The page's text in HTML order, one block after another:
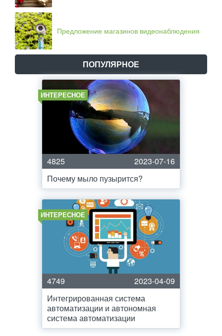
Предложение магазинов видеонаблюдения
ПОПУЛЯРНОЕ
ИНТЕРЕСНОЕ
4825
2023-07-16
Почему мыло пузырится?
ИНТЕРЕСНОЕ
4749
2023-04-09
Интегрированная система
автоматизации и автономная
система автоматизации